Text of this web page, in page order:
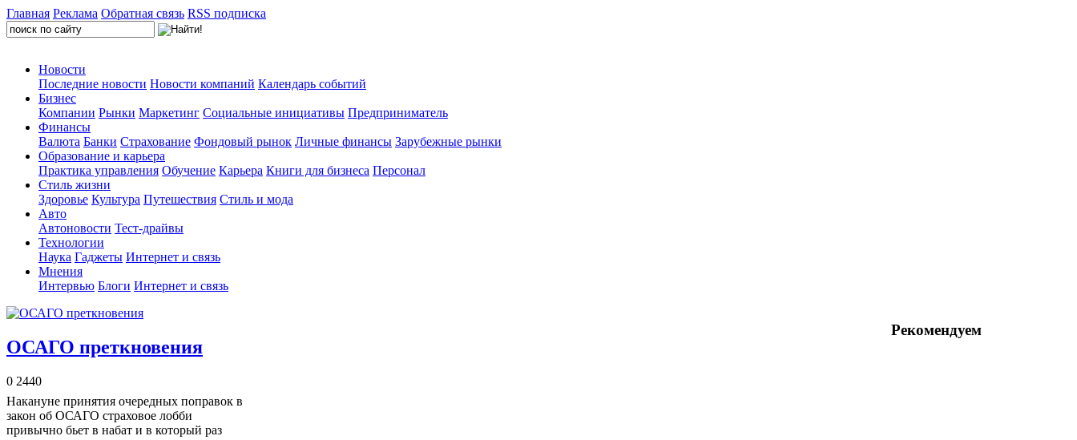
Главная Реклама Обратная связь RSS подписка
Новости
Последние новости Новости компаний Календарь событий
Бизнес
Компании Рынки Маркетинг Социальные инициативы Предприниматель
Финансы
Валюта Банки Страхование Фондовый рынок Личные финансы Зарубежные рынки
Образование и карьера
Практика управления Обучение Карьера Книги для бизнеса Персонал
Стиль жизни
Здоровье Культура Путешествия Стиль и мода
Авто
Автоновости Тест-драйвы
Технологии
Наука Гаджеты Интернет и связь
Мнения
Интервью Блоги Интернет и связь
ОСАГО преткновения
0 2440
Накануне принятия очередных поправок в
закон об ОСАГО страховое лобби
привычно бьет в набат и в который раз
Рекомендуем